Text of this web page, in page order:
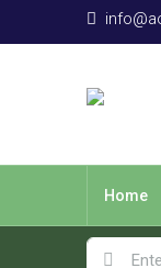
Home